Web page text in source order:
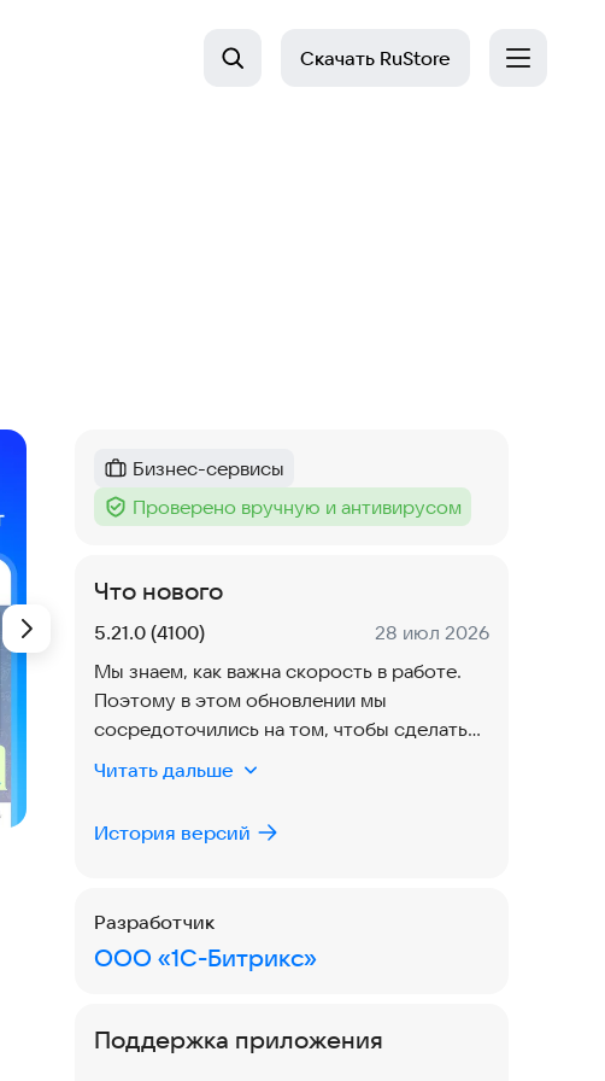
Скачать RuStore
Категория:
Бизнес-сервисы
Тег :
Проверено вручную и антивирусом
Что нового
Версия:
5.21.0 (4100) Дата:
28 июл 2026
Мы знаем, как важна скорость в работе.
Поэтому в этом обновлении мы
сосредоточились на том, чтобы сделать
ваше приложение быстрее и удобнее:
работает быстрее.
Оптимизировали работу приложения для
ещё более комфортного использования.
Читать дальше
История версий
Разработчик
ООО «1С-Битрикс»
Поддержка приложения